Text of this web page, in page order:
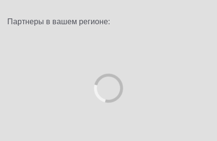
Партнеры в вашем регионе: